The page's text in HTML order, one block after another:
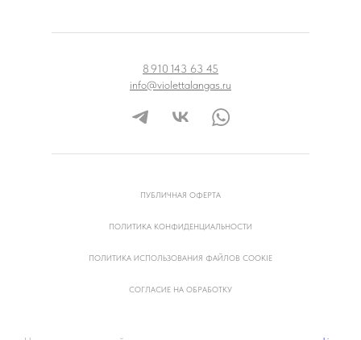
8 910 143 63 45
info@violettalangas.ru
ПУБЛИЧНАЯ ОФЕРТА
ПОЛИТИКА КОНФИДЕНЦИАЛЬНОСТИ
ПОЛИТИКА ИСПОЛЬЗОВАНИЯ ФАЙЛОВ COOKIE
СОГЛАСИЕ НА ОБРАБОТКУ